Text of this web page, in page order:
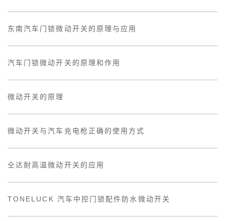
东南汽车门锁微动开关的原理与应用
汽车门锁微动开关的原理和作用
微动开关的原理
微动开关与汽车充电枪正确的使用方式
仝达耐高温微动开关的应用
TONELUCK 汽车中控门锁配件防水微动开关